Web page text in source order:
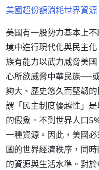
美國超份額消耗世界資源
美國有一股勢力基本上
境中進行現代化與民主
族有能力以武力威脅美
心所欲威脅中華民族──
夠大、歷史悠久而堅韌
謂「民主制度優越性」
的假象。不到世界人口
一種資源。因此，美國
國的世界經濟秩序，同
的資源與生活水準。對